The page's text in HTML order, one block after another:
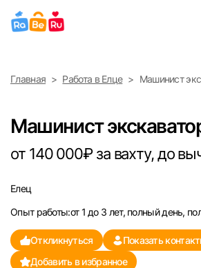
Выберите город
Санкт-Петербург
Ижевск
Екатеринбург
Саратов
Главная Работа в Елце Машинист
Машинист
от 140 000₽ за вахту, до
Елец
Опыт работы:от 1 до 3 лет, полный день,
Откликнуться
Показать
Добавить в избранное